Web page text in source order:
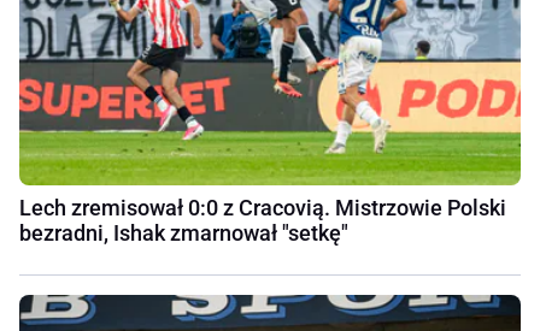
Lech zremisował 0:0 z Cracovią. Mistrzowie Polski
bezradni, Ishak zmarnował "setkę"